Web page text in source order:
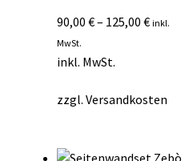
90,00 €– 125,00 € inkl.
MwSt.
inkl. MwSt.
zzgl. Versandkosten